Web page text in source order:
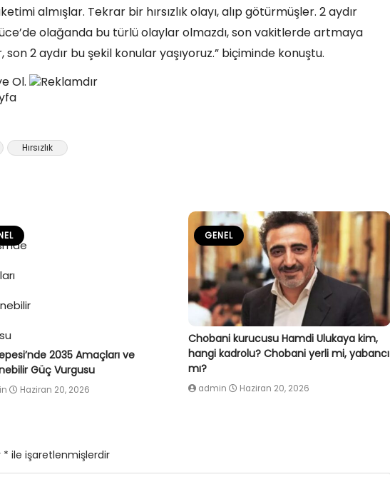
almışlar. Tekrar bir hırsızlık olayı, alıp götürmüşler. 2 aydır
olağanda bu türlü olaylar olmazdı, son vakitlerde artmaya
2 aydır bu şekil konular yaşıyoruz.” biçiminde konuştu.
Ol.
Reklamdır
Hırsızlık
2035 Amaçları ve
Güç Vurgusu
Haziran 20, 2026
GENEL
Chobani kurucusu Hamdi Ulukaya kim,
hangi kadrolu? Chobani yerli mi, yabancı
mı?
admin Haziran 20, 2026
* ile işaretlenmişlerdir